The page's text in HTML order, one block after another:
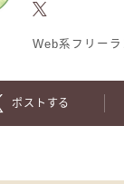
Web系フリー
ポストする